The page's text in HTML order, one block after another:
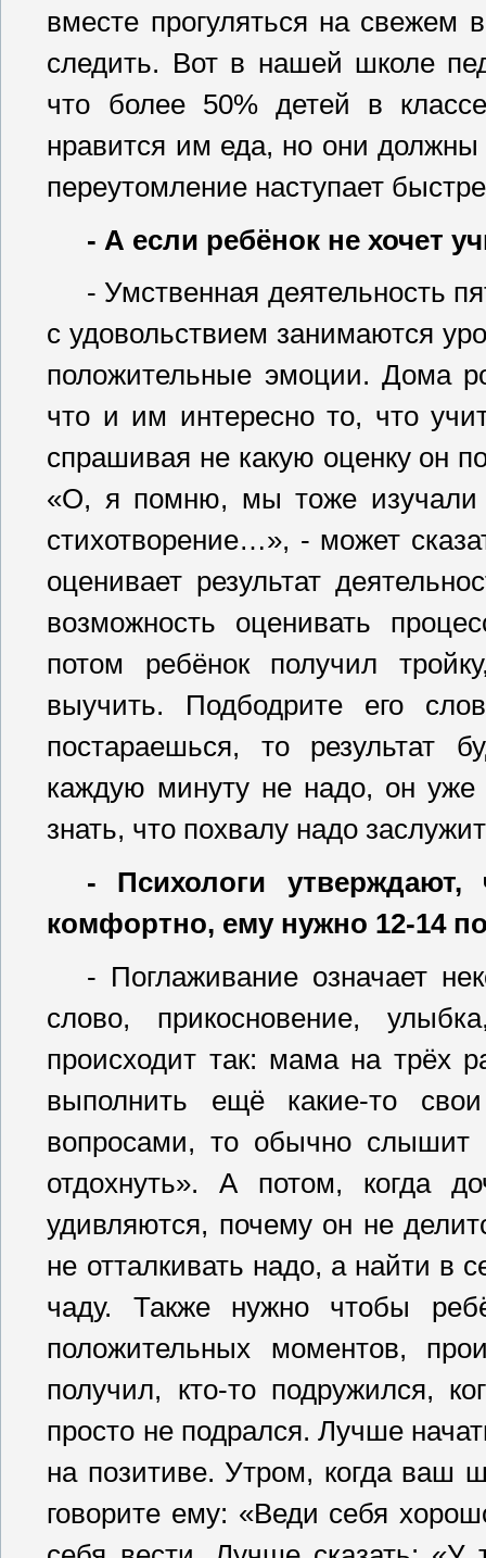
вместе прогуляться на свежем
следить. Вот в нашей школе
что более 50% детей в
нравится им еда, но они должны
переутомление наступает
- А если ребёнок не хочет
- Умственная деятельность
с удовольствием занимаются
положительные эмоции. Дома
что и им интересно то, что
спрашивая не какую оценку он
«О, я помню, мы тоже
стихотворение…», - может
оценивает результат
возможность оценивать
потом ребёнок получил
выучить. Подбодрите его
постараешься, то результат
каждую минуту не надо, он уже
знать, что похвалу надо
- Психологи утверждают,
комфортно, ему нужно 12-14
- Поглаживание означает
слово, прикосновение,
происходит так: мама на трёх
выполнить ещё какие-то
вопросами, то обычно слышит
отдохнуть». А потом, когда
удивляются, почему он не
не отталкивать надо, а найти в
чаду. Также нужно чтобы
положительных моментов,
получил, кто-то подружился,
просто не подрался. Лучше
на позитиве. Утром, когда ваш
говорите ему: «Веди себя